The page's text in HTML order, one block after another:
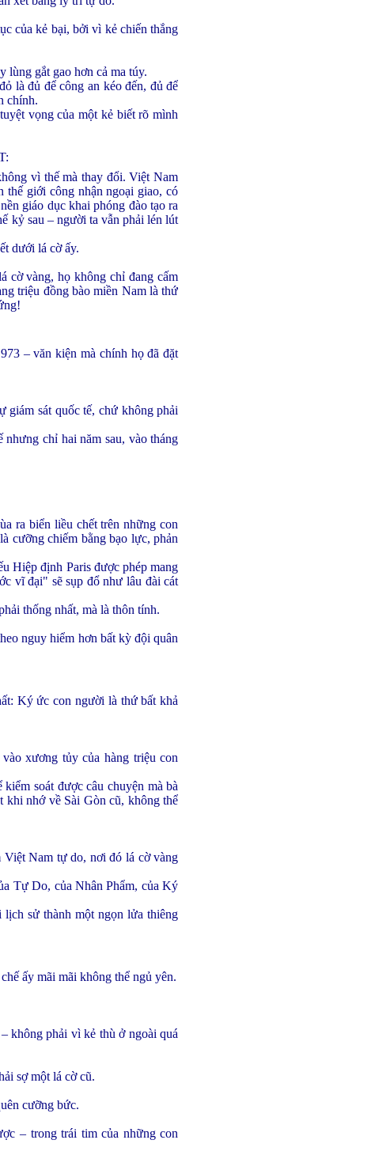
của kẻ bại, bởi vì kẻ chiến thắng
lùng gắt gao hơn cả ma túy.
là đủ để công an kéo đến, đủ để
chính.
vọng của một kẻ biết rõ mình
vì thế mà thay đổi. Việt Nam
thế giới công nhận ngoại giao, có
giáo dục khai phóng đào tạo ra
kỷ sau – người ta vẫn phải lén lút
dưới lá cờ ấy.
cờ vàng, họ không chỉ đang cấm
triệu đồng bào miền Nam là thứ
– văn kiện mà chính họ đã đặt
sát quốc tế, chứ không phải
chỉ hai năm sau, vào tháng
ra biển liều chết trên những con
cưỡng chiếm bằng bạo lực, phản
Hiệp định Paris được phép mang
vĩ đại" sẽ sụp đổ như lâu đài cát
thống nhất, mà là thôn tính.
nguy hiểm hơn bất kỳ đội quân
Ký ức con người là thứ bất khả
xương tủy của hàng triệu con
soát được câu chuyện mà bà
khi nhớ về Sài Gòn cũ, không thể
Việt Nam tự do, nơi đó lá cờ vàng
Tự Do, của Nhân Phẩm, của Ký
sử thành một ngọn lửa thiêng
ấy mãi mãi không thể ngủ yên.
không phải vì kẻ thù ở ngoài quá
sợ một lá cờ cũ.
cưỡng bức.
– trong trái tim của những con